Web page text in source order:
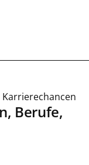
Berufe,